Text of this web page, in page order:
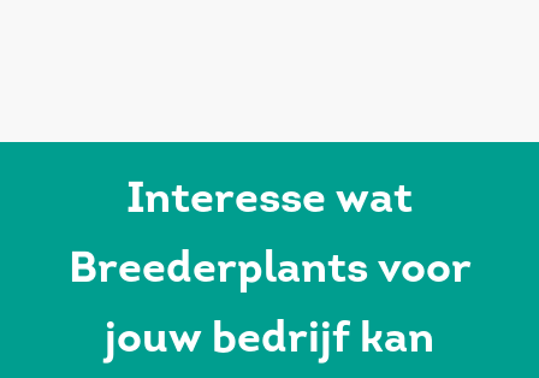
Interesse wat
Breederplants voor
jouw bedrijf kan